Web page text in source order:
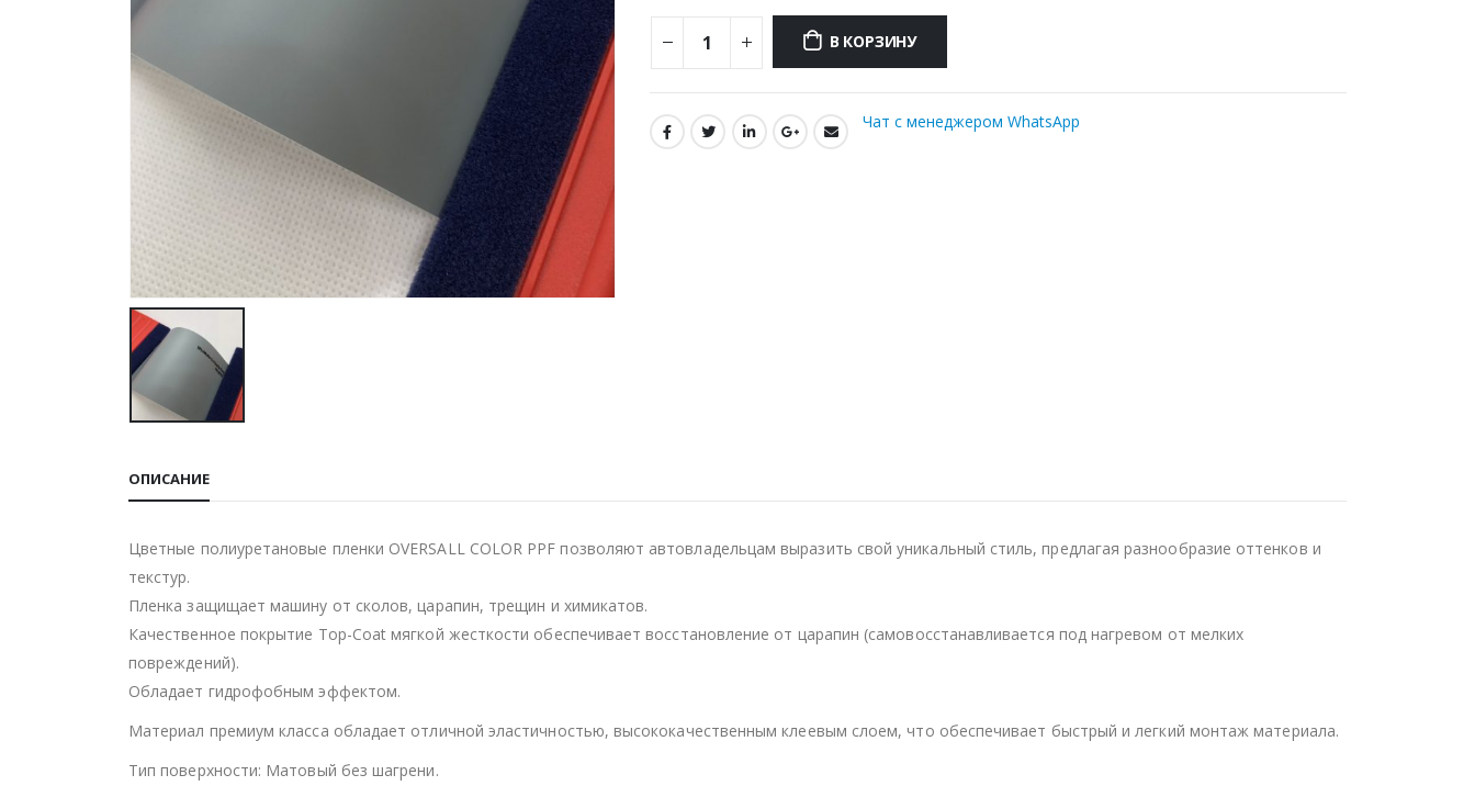
В КОРЗИНУ
Чат с менеджером WhatsApp
ОПИСАНИЕ
Цветные полиуретановые пленки OVERSALL COLOR PPF позволяют автовладельцам выразить свой уникальный стиль, предлагая разнообразие оттенков и
текстур.
Пленка защищает машину от сколов, царапин, трещин и химикатов.
Качественное покрытие Top-Coat мягкой жесткости обеспечивает восстановление от царапин (самовосстанавливается под нагревом от мелких
повреждений).
Обладает гидрофобным эффектом.
Материал премиум класса обладает отличной эластичностью, высококачественным клеевым слоем, что обеспечивает быстрый и легкий монтаж материала.
Тип поверхности: Матовый без шагрени.